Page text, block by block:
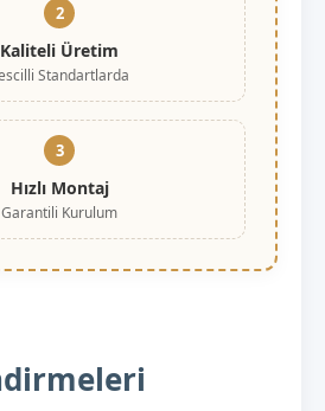
2
Kaliteli Üretim
Standartlarda
3
Hızlı Montaj
Garantili Kurulum